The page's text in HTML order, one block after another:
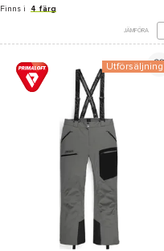
Finns i 4 färg
JÄMFÖRA
Utförsäljning